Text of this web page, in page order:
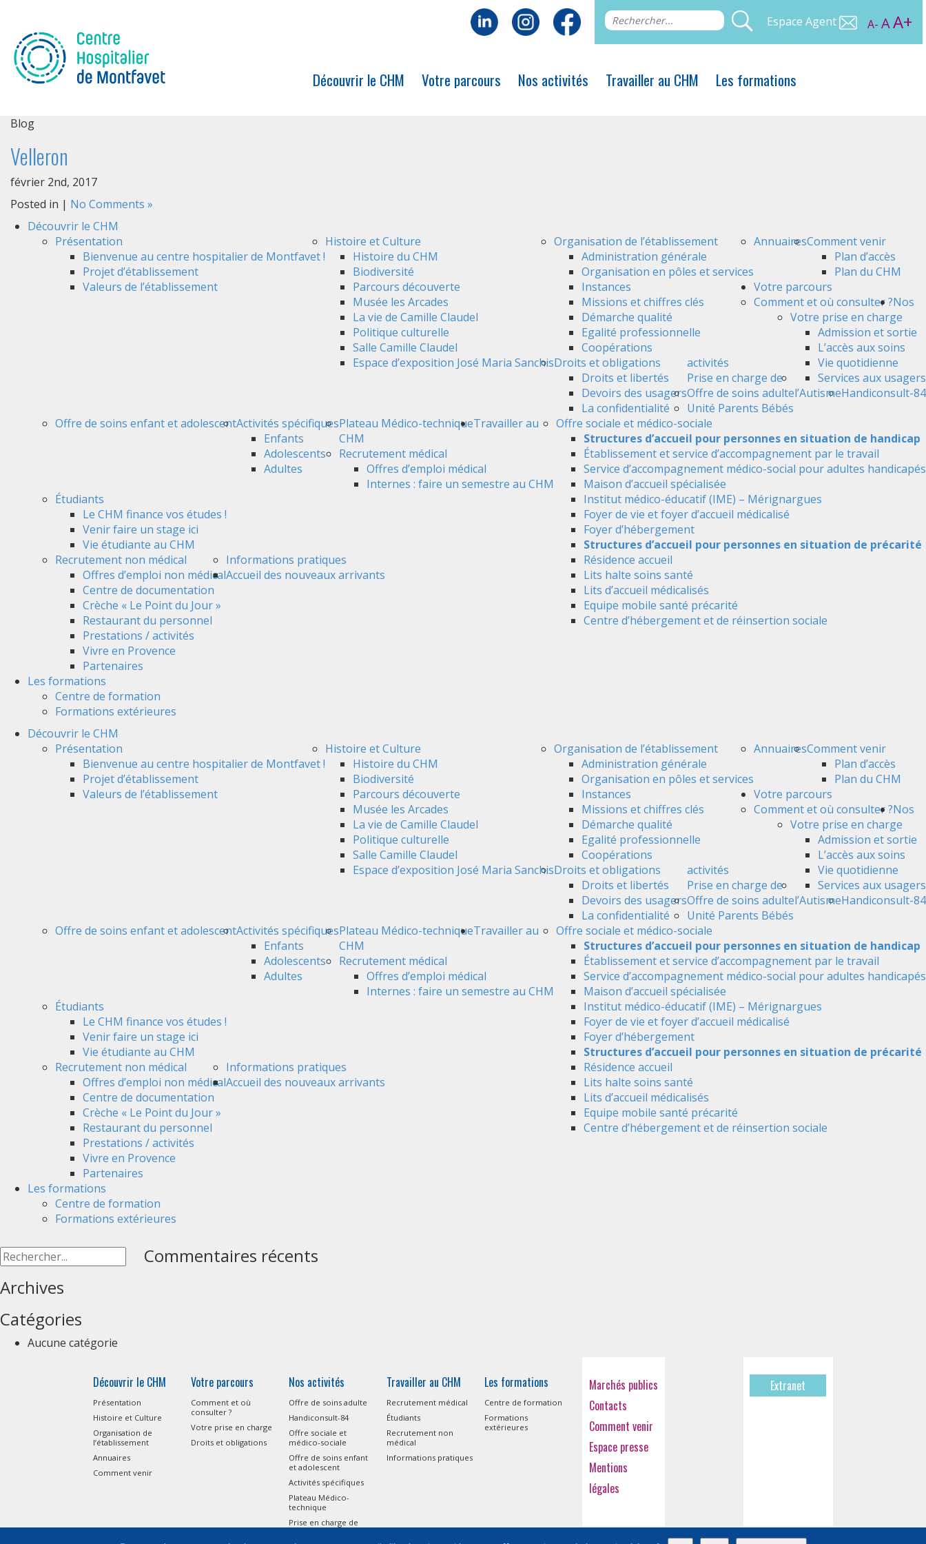
Espace Agent A- AA+
Découvrir le CHM Votre parcours Nos activités Travailler au CHM Les formations
Blog
Velleron
février 2nd, 2017
Posted in | No Comments »
Découvrir le CHM
Présentation
Bienvenue au centre hospitalier de Montfavet !
Projet d’établissement
Valeurs de l’établissement
Histoire et Culture
Histoire du CHM
Biodiversité
Parcours découverte
Musée les Arcades
La vie de Camille Claudel
Politique culturelle
Salle Camille Claudel
Espace d’exposition José Maria Sanchis
Organisation de l’établissement
Administration générale
Organisation en pôles et services
Instances
Missions et chiffres clés
Démarche qualité
Egalité professionnelle
Coopérations
AnnuairesComment venir
Plan d’accès
Plan du CHM
Votre parcours
Comment et où consulter ?
Votre prise en charge
Admission et sortie
L’accès aux soins
Vie quotidienne
Services aux usagers
Droits et obligations
Droits et libertés
Devoirs des usagers
La confidentialité
Nos
activités
Offre de soins adulte
Handiconsult-84
Offre sociale et médico-sociale
Structures d’accueil pour personnes en situation de handicap
Établissement et service d’accompagnement par le travail
Service d’accompagnement médico-social pour adultes handicapés
Maison d’accueil spécialisée
Institut médico-éducatif (IME) – Mérignargues
Foyer de vie et foyer d’accueil médicalisé
Foyer d’hébergement
Structures d’accueil pour personnes en situation de précarité
Résidence accueil
Lits halte soins santé
Lits d’accueil médicalisés
Equipe mobile santé précarité
Centre d’hébergement et de réinsertion sociale
Offre de soins enfant et adolescentActivités spécifiques
Enfants
Adolescents
Adultes
Plateau Médico-technique
Prise en charge de
l’Autisme
Unité Parents Bébés
Travailler au
CHM
Recrutement médical
Offres d’emploi médical
Internes : faire un semestre au CHM
Étudiants
Le CHM finance vos études !
Venir faire un stage ici
Vie étudiante au CHM
Recrutement non médical
Offres d’emploi non médical
Informations pratiques
Accueil des nouveaux arrivants
Centre de documentation
Crèche « Le Point du Jour »
Restaurant du personnel
Prestations / activités
Vivre en Provence
Partenaires
Les formations
Centre de formation
Formations extérieures
Découvrir le CHM
Présentation
Bienvenue au centre hospitalier de Montfavet !
Projet d’établissement
Valeurs de l’établissement
Histoire et Culture
Histoire du CHM
Biodiversité
Parcours découverte
Musée les Arcades
La vie de Camille Claudel
Politique culturelle
Salle Camille Claudel
Espace d’exposition José Maria Sanchis
Organisation de l’établissement
Administration générale
Organisation en pôles et services
Instances
Missions et chiffres clés
Démarche qualité
Egalité professionnelle
Coopérations
AnnuairesComment venir
Plan d’accès
Plan du CHM
Votre parcours
Comment et où consulter ?
Votre prise en charge
Admission et sortie
L’accès aux soins
Vie quotidienne
Services aux usagers
Droits et obligations
Droits et libertés
Devoirs des usagers
La confidentialité
Nos
activités
Offre de soins adulte
Handiconsult-84
Offre sociale et médico-sociale
Structures d’accueil pour personnes en situation de handicap
Établissement et service d’accompagnement par le travail
Service d’accompagnement médico-social pour adultes handicapés
Maison d’accueil spécialisée
Institut médico-éducatif (IME) – Mérignargues
Foyer de vie et foyer d’accueil médicalisé
Foyer d’hébergement
Structures d’accueil pour personnes en situation de précarité
Résidence accueil
Lits halte soins santé
Lits d’accueil médicalisés
Equipe mobile santé précarité
Centre d’hébergement et de réinsertion sociale
Offre de soins enfant et adolescentActivités spécifiques
Enfants
Adolescents
Adultes
Plateau Médico-technique
Prise en charge de
l’Autisme
Unité Parents Bébés
Travailler au
CHM
Recrutement médical
Offres d’emploi médical
Internes : faire un semestre au CHM
Étudiants
Le CHM finance vos études !
Venir faire un stage ici
Vie étudiante au CHM
Recrutement non médical
Offres d’emploi non médical
Informations pratiques
Accueil des nouveaux arrivants
Centre de documentation
Crèche « Le Point du Jour »
Restaurant du personnel
Prestations / activités
Vivre en Provence
Partenaires
Les formations
Centre de formation
Formations extérieures
Commentaires récents
Archives
Catégories
Aucune catégorie
Découvrir le CHM
Présentation
Histoire et Culture
Organisation de
l’établissement
Annuaires
Comment venir
Votre parcours
Comment et où
consulter ?
Votre prise en charge
Droits et obligations
Nos activités
Offre de soins adulte
Handiconsult-84
Offre sociale et
médico-sociale
Offre de soins enfant
et adolescent
Activités spécifiques
Plateau Médico-
technique
Prise en charge de
Travailler au CHM
Recrutement médical
Étudiants
Recrutement non
médical
Informations pratiques
Les formations
Centre de formation
Formations
extérieures
Marchés publics
Contacts
Comment venir
Espace presse
Mentions
légales
Extranet